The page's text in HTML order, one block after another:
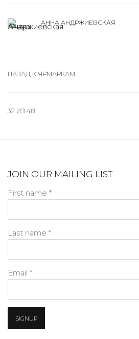
АННА АНДРЖИЕВСКАЯ
НАЗАД К ЯРМАРКАМ
32 ИЗ 48
JOIN OUR MAILING LIST
First name *
Last name *
Email *
SIGNUP